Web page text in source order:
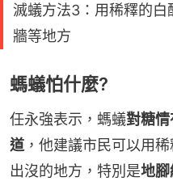
滅蟻方法3：用稀釋的
牆等地方
螞蟻怕什麼?
任永強表示，螞蟻對糖
道 ，他建議市民可以用
出沒的地方，特別是地